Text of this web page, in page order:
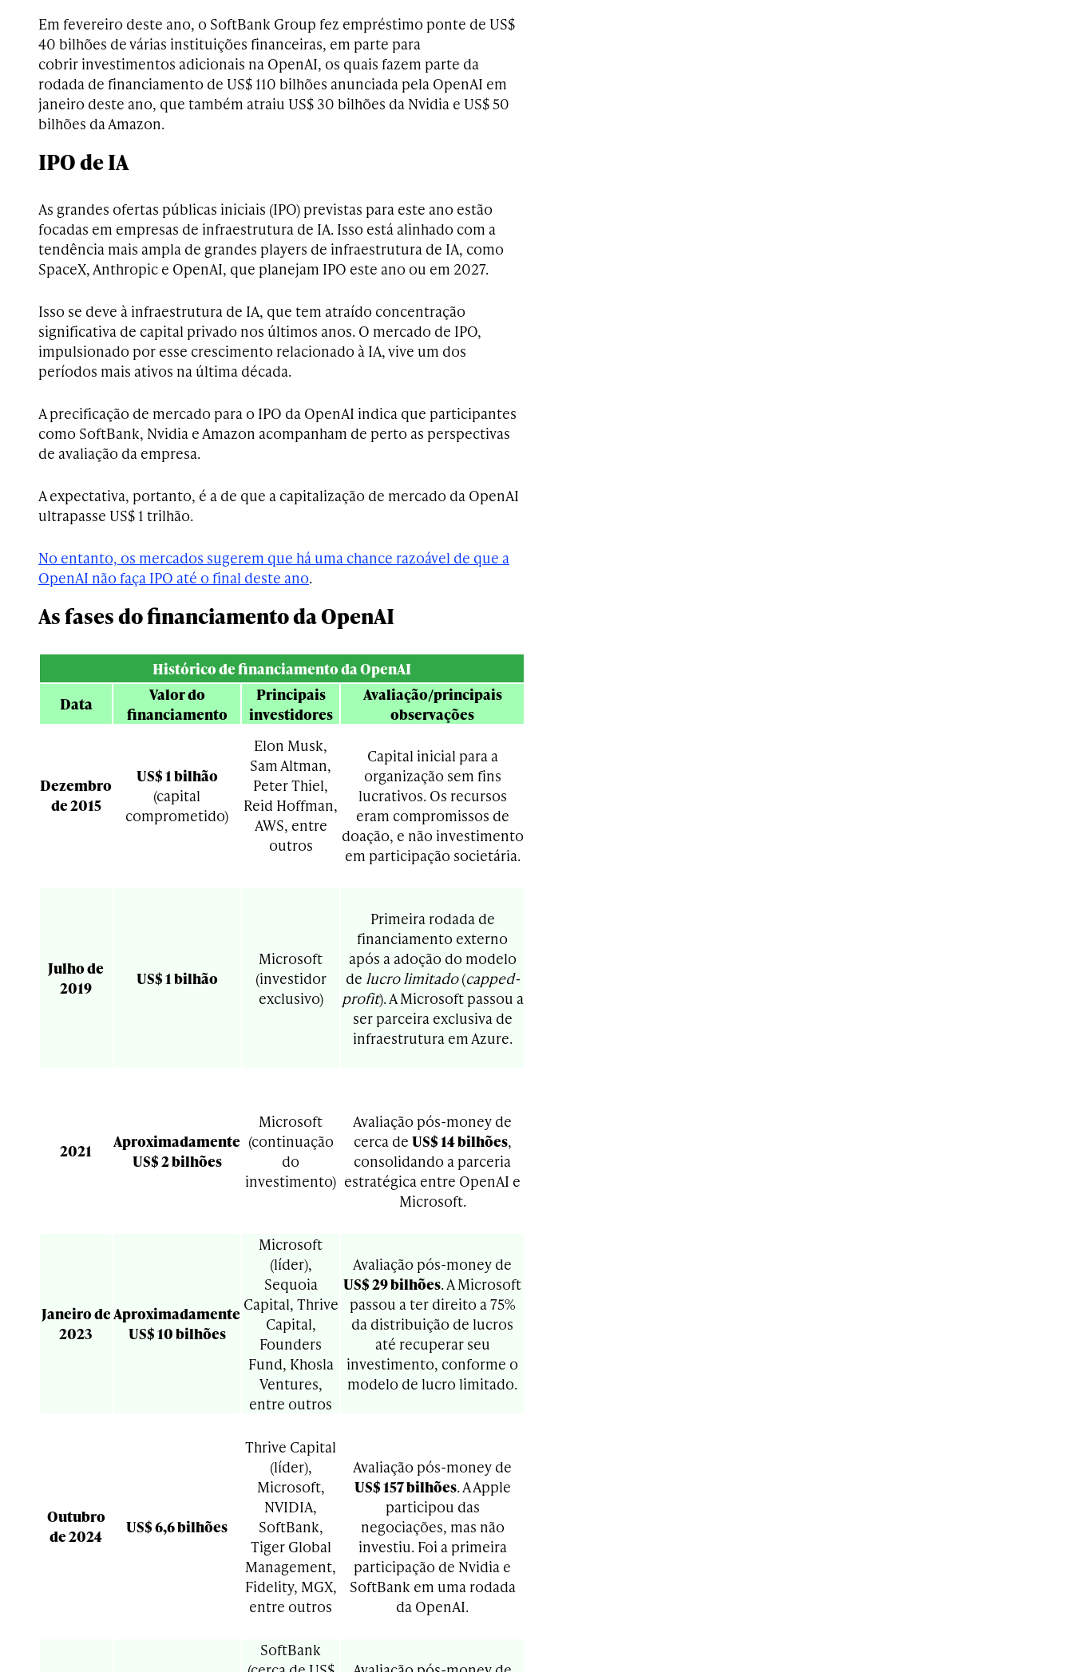
Em fevereiro deste ano, o SoftBank Group fez empréstimo ponte de US$
40 bilhões de várias instituições financeiras, em parte para
cobrir investimentos adicionais na OpenAI, os quais fazem parte da
rodada de financiamento de US$ 110 bilhões anunciada pela OpenAI em
janeiro deste ano, que também atraiu US$ 30 bilhões da Nvidia e US$ 50
bilhões da Amazon.
IPO de IA
As grandes ofertas públicas iniciais (IPO) previstas para este ano estão
focadas em empresas de infraestrutura de IA. Isso está alinhado com a
tendência mais ampla de grandes players de infraestrutura de IA, como
SpaceX, Anthropic e OpenAI, que planejam IPO este ano ou em 2027.
Isso se deve à infraestrutura de IA, que tem atraído concentração
significativa de capital privado nos últimos anos. O mercado de IPO,
impulsionado por esse crescimento relacionado à IA, vive um dos
períodos mais ativos na última década.
A precificação de mercado para o IPO da OpenAI indica que participantes
como SoftBank, Nvidia e Amazon acompanham de perto as perspectivas
de avaliação da empresa.
A expectativa, portanto, é a de que a capitalização de mercado da OpenAI
ultrapasse US$ 1 trilhão.
No entanto, os mercados sugerem que há uma chance razoável de que a
OpenAI não faça IPO até o final deste ano.
As fases do financiamento da OpenAI
Histórico de financiamento da OpenAI
Data
Valor do
financiamento
Principais
investidores
Avaliação/principais
observações
Dezembro
de 2015
US$ 1 bilhão
(capital
comprometido)
Elon Musk,
Sam Altman,
Peter Thiel,
Reid Hoffman,
AWS, entre
outros
Capital inicial para a
organização sem fins
lucrativos. Os recursos
eram compromissos de
doação, e não investimento
em participação societária.
Julho de
2019
US$ 1 bilhão
Microsoft
(investidor
exclusivo)
Primeira rodada de
financiamento externo
após a adoção do modelo
de lucro limitado(capped-
profit). A Microsoft passou a
ser parceira exclusiva de
infraestrutura em Azure.
2021
Aproximadamente
US$ 2 bilhões
Microsoft
(continuação
do
investimento)
Avaliação pós-money de
cerca de US$ 14 bilhões,
consolidando a parceria
estratégica entre OpenAI e
Microsoft.
Janeiro de
2023
Aproximadamente
US$ 10 bilhões
Microsoft
(líder),
Sequoia
Capital, Thrive
Capital,
Founders
Fund, Khosla
Ventures,
entre outros
Avaliação pós-money de
US$ 29 bilhões. A Microsoft
passou a ter direito a 75%
da distribuição de lucros
até recuperar seu
investimento, conforme o
modelo de lucro limitado.
Outubro
de 2024
US$ 6,6 bilhões
Thrive Capital
(líder),
Microsoft,
NVIDIA,
SoftBank,
Tiger Global
Management,
Fidelity, MGX,
entre outros
Avaliação pós-money de
US$ 157 bilhões. A Apple
participou das
negociações, mas não
investiu. Foi a primeira
participação de Nvidia e
SoftBank em uma rodada
da OpenAI.
SoftBank